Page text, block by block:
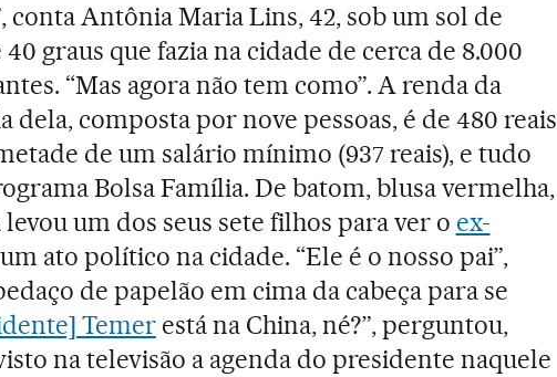
conta Antônia Maria Lins, 42, sob um sol de
40 graus que fazia na cidade de cerca de 8.000
“Mas agora não tem como”. A renda da
dela, composta por nove pessoas, é de 480 reais
de um salário mínimo (937 reais), e tudo
Bolsa Família. De batom, blusa vermelha,
levou um dos seus sete filhos para ver o ex-
ato político na cidade. “Ele é o nosso pai”,
de papelão em cima da cabeça para se
Temerestá na China, né?”, perguntou,
na televisão a agenda do presidente naquele